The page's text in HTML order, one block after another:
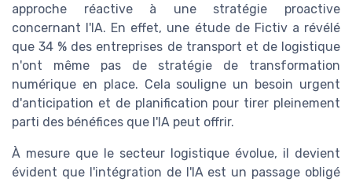
approche réactive à une stratégie proactive
concernant l'IA. En effet, une étude de Fictiv a révélé
que 34 % des entreprises de transport et de logistique
n'ont même pas de stratégie de transformation
numérique en place. Cela souligne un besoin urgent
d'anticipation et de planification pour tirer pleinement
parti des bénéfices que l'IA peut offrir.
À mesure que le secteur logistique évolue, il devient
évident que l'intégration de l'IA est un passage obligé